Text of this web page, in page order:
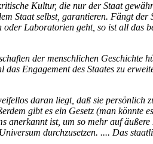
Kultur, die nur der Staat
Staat selbst, garantieren. Fängt
Laboratorien geht, so ist all das
der menschlichen Geschichte
Engagement des Staates zu
daran liegt, daß sie persönlich
gibt es ein Gesetz (man könnte
ist, um so mehr auf
durchzusetzen. .... Das